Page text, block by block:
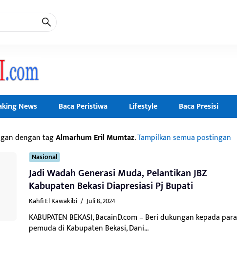
News Baca Peristiwa Lifestyle Baca Presisi
dengan tagAlmarhum Eril Mumtaz.Tampilkan semua postingan
Nasional
Jadi Wadah Generasi Muda, Pelantikan JBZ
Kabupaten Bekasi Diapresiasi Pj Bupati
Kahfi El Kawakibi / Juli 8, 2024
KABUPATEN BEKASI, BacainD.com – Beri dukungan kepada para
pemuda di Kabupaten Bekasi, Dani...